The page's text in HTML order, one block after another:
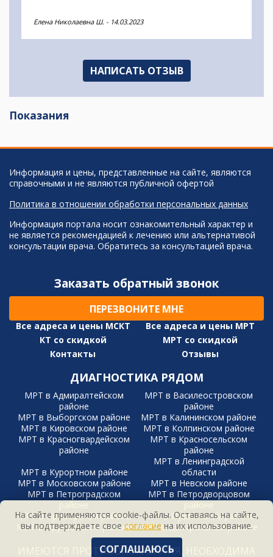
Елена Николаевна Ш. - 14.03.2023
НАПИСАТЬ ОТЗЫВ
Показания
Информация и цены, представленные на сайте, являются
справочными и не являются публичной офертой
Политика в отношении обработки персональных данных
Информация портала носит ознакомительный характер и
не является рекомендацией к лечению или альтернативой
консультации врача. Обратитесь за консультацией врача.
Заказать обратный звонок
ПЕРЕЗВОНИТЕ МНЕ
Все адреса и цены МСКТ
Все адреса и цены МРТ
КТ со скидкой
МРТ со скидкой
Контакты
Отзывы
ДИАГНОСТИКА РЯДОМ
МРТ в Адмиралтейском
районе
МРТ в Василеостровском
районе
МРТ в Выборгском районе
МРТ в Калининском районе
МРТ в Кировском районе
МРТ в Колпинском районе
МРТ в Красногвардейском
районе
МРТ в Красносельском
районе
МРТ в Курортном районе
МРТ в Ленинградской
области
МРТ в Московском районе
МРТ в Невском районе
МРТ в Петроградском
районе
МРТ в Петродворцовом
районе
МРТ в Приморском районе
МРТ в Пушкинском районе
МРТ в Фрунзенском районе
МРТ в Центральном районе
ИМЕЮТСЯ ПРОТИВОПОКАЗАНИЯ, НЕОБХОДИМА
На сайте применяются cookie-файлы. Оставаясь на сайте,
вы подтверждаете своесогласиена их использование.
СОГЛАШАЮСЬ